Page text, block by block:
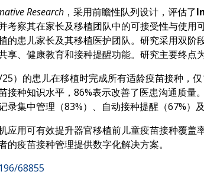
Research ，采用前瞻性队列设计，评估了
考察其在家长及移植团队中的可接受性与使
的患儿家长及其移植医护团队。研究采用双
享、健康教育和接种提醒功能。研究主要终点
）的患儿在移植时完成所有适龄疫苗接种，
接种知识水平，86%表示改善了医患沟通质
录集中管理（83%）、自动接种提醒（67%）
应用可有效提升器官移植前儿童疫苗接种覆
的疫苗接种管理提供数字化解决方案。
68855